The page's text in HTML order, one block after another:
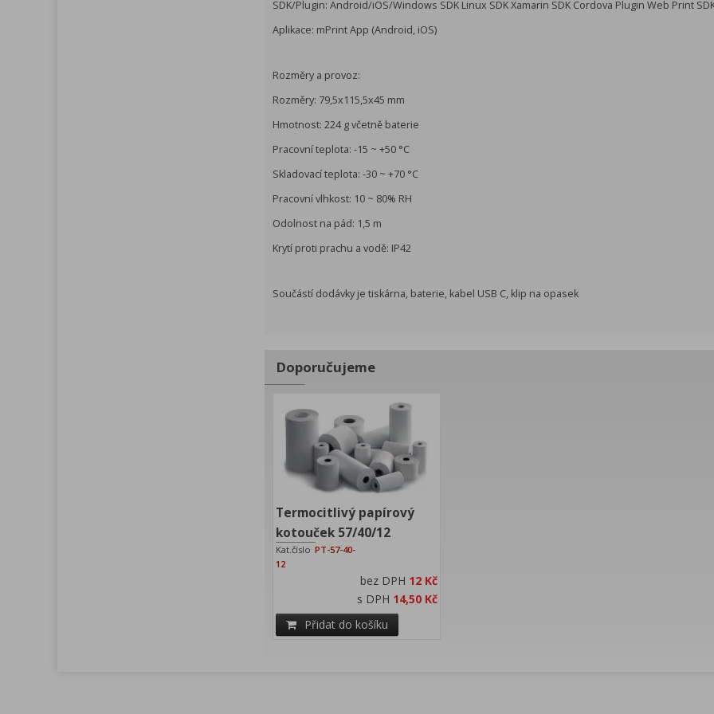
SDK/Plugin: Android/iOS/Windows SDK Linux SDK Xamarin SDK Cordova Plugin Web Print
Aplikace: mPrint App (Android, iOS)
Rozměry a provoz:
Rozměry: 79,5x115,5x45 mm
Hmotnost: 224 g včetně baterie
Pracovní teplota: -15 ~ +50 °C
Skladovací teplota: -30 ~ +70 °C
Pracovní vlhkost: 10 ~ 80% RH
Odolnost na pád: 1,5 m
Krytí proti prachu a vodě: IP42
Součástí dodávky je tiskárna, baterie, kabel USB C, klip na opasek
Doporučujeme
Termocitlivý papírový
kotouček 57/40/12
Kat.číslo PT-57-40-
12
bez DPH 12 Kč
s DPH 14,50 Kč
Přidat do košíku